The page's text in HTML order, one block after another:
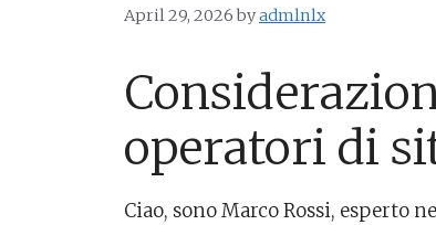
April 29, 2026 byadmlnlx
operatori di
Ciao, sono Marco Rossi, esperto